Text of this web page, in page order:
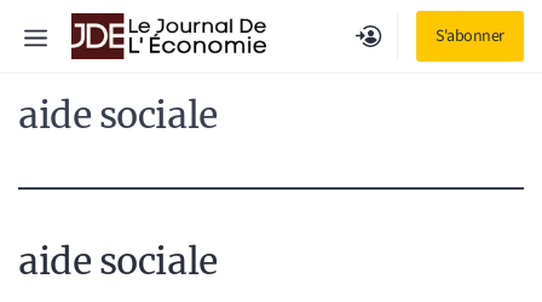
S'abonner
Menu
aide sociale
aide sociale